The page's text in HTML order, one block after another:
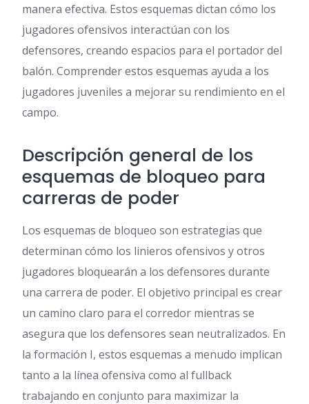
manera efectiva. Estos esquemas dictan cómo los
jugadores ofensivos interactúan con los
defensores, creando espacios para el portador del
balón. Comprender estos esquemas ayuda a los
jugadores juveniles a mejorar su rendimiento en el
campo.
Descripción general de los
esquemas de bloqueo para
carreras de poder
Los esquemas de bloqueo son estrategias que
determinan cómo los linieros ofensivos y otros
jugadores bloquearán a los defensores durante
una carrera de poder. El objetivo principal es crear
un camino claro para el corredor mientras se
asegura que los defensores sean neutralizados. En
la formación I, estos esquemas a menudo implican
tanto a la línea ofensiva como al fullback
trabajando en conjunto para maximizar la